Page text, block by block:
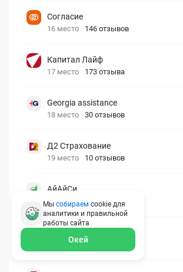
Согласие
16 место 146 отзывов
Капитал Лайф
17 место 173 отзыва
Georgia assistance
18 место 30 отзывов
Д2 Страхование
19 место 10 отзывов
АйАйСи
20 место 7 отзывов
21 место 6 отзывов
Мы собираем cookie для
аналитики и правильной
работы сайта
Окей